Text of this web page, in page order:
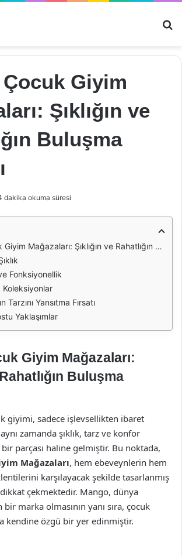
Giyim
Şıklığın ve
Buluşma
dakika okuma süresi
Mağazaları: Şıklığın ve Rahatlığın Buluşma Noktası
Fonksiyonellik
Koleksiyonlar
Tarzını Yansıtma Fırsatı
Yaklaşımlar
Giyim Mağazaları:
Rahatlığın Buluşma
giyimi, sadece işlevsellikten ibaret
zamanda şıklık, tarz ve konfor
bir parçası haline gelmiştir. Bu noktada,
Mağazaları, hem ebeveynlerin hem
karşılayacak şekilde tasarlanmış
çekmektedir. Mango, dünya
marka olmasının yanı sıra, çocuk
kendine özgü bir yer edinmiştir.